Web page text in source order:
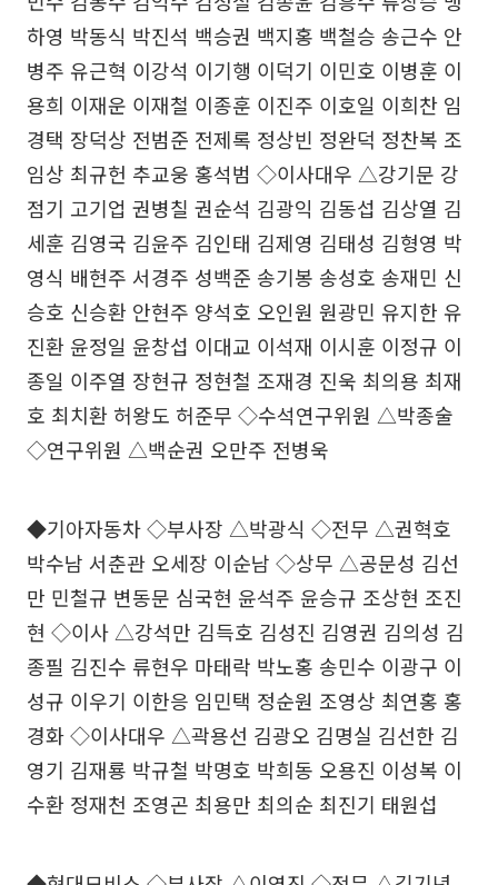
하영 박동식 박진석 백승권 백지홍 백철승 송근수 안
병주 유근혁 이강석 이기행 이덕기 이민호 이병훈 이
용희 이재운 이재철 이종훈 이진주 이호일 이희찬 임
경택 장덕상 전범준 전제록 정상빈 정완덕 정찬복 조
임상 최규헌 추교웅 홍석범 ◇이사대우 △강기문 강
점기 고기업 권병칠 권순석 김광익 김동섭 김상열 김
세훈 김영국 김윤주 김인태 김제영 김태성 김형영 박
영식 배현주 서경주 성백준 송기봉 송성호 송재민 신
승호 신승환 안현주 양석호 오인원 원광민 유지한 유
진환 윤정일 윤창섭 이대교 이석재 이시훈 이정규 이
종일 이주열 장현규 정현철 조재경 진욱 최의용 최재
호 최치환 허왕도 허준무 ◇수석연구위원 △박종술
◇연구위원 △백순권 오만주 전병욱
◆기아자동차 ◇부사장 △박광식 ◇전무 △권혁호
박수남 서춘관 오세장 이순남 ◇상무 △공문성 김선
만 민철규 변동문 심국현 윤석주 윤승규 조상현 조진
현 ◇이사 △강석만 김득호 김성진 김영권 김의성 김
종필 김진수 류현우 마태락 박노홍 송민수 이광구 이
성규 이우기 이한응 임민택 정순원 조영상 최연홍 홍
경화 ◇이사대우 △곽용선 김광오 김명실 김선한 김
영기 김재룡 박규철 박명호 박희동 오용진 이성복 이
수환 정재천 조영곤 최용만 최의순 최진기 태원섭